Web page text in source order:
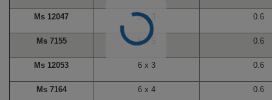
Ms 12047 5 x 3 0.6
Ms 7155 5 x 5 0.6
Ms 12053 6 x 3 0.6
Ms 7164 6 x 4 0.6